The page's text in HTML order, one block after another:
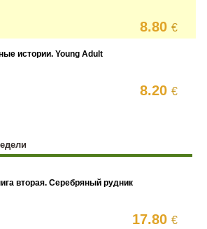
8.80€
истории. Young Adult
8.20€
вторая. Серебряный рудник
17.80€